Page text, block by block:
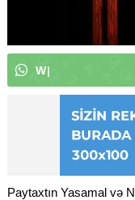
Wh
Paytaxtın Yasamal və